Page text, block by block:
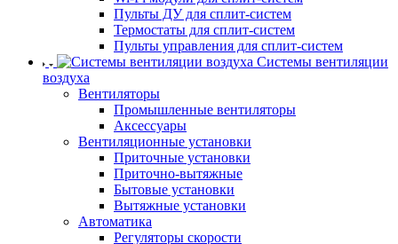
Пульты ДУ для сплит-систем
Термостаты для сплит-систем
Пульты управления для сплит-систем
Системы вентиляции
воздуха
Вентиляторы
Промышленные вентиляторы
Аксессуары
Вентиляционные установки
Приточные установки
Приточно-вытяжные
Бытовые установки
Вытяжные установки
Автоматика
Регуляторы скорости